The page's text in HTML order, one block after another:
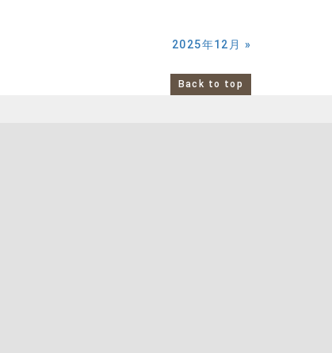
2025年12月 »
Back to top